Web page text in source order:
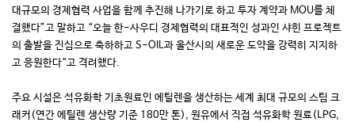
대규모의 경제협력 사업을 함께 추진해 나가기로 하고 투자 계약과 MOU를 체
결했다”고 말하고 “오늘 한-사우디 경제협력의 대표적인 성과인 샤힌 프로젝트
의 출발을 진심으로 축하하고 S-OIL과 울산시의 새로운 도약을 강력히 지지하
고 응원한다“고 격려했다.
주요 시설은 석유화학 기초원료인 에틸렌을 생산하는 세계 최대 규모의 스팀 크
래커(연간 에틸렌 생산량 기준 180만 톤), 원유에서 직접 석유화학 원료(LPG,